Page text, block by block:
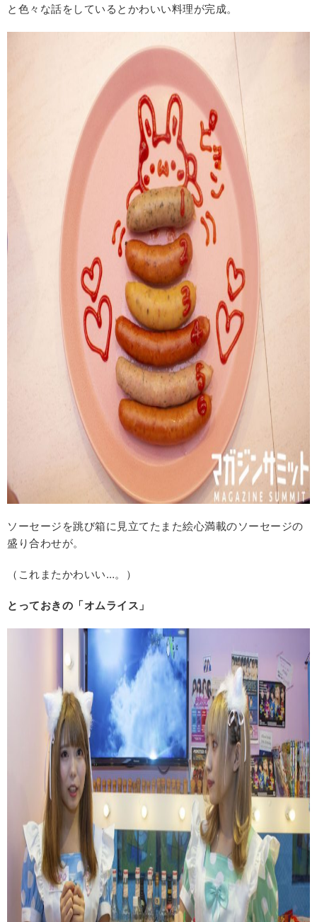
と色々な話をしているとかわいい料理が完成。
ソーセージを跳び箱に見立てたまた絵心満載のソーセージの
盛り合わせが。
（これまたかわいい…。）
とっておきの「オムライス」